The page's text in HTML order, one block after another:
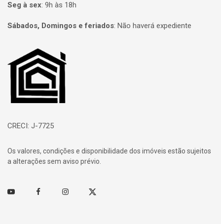
Seg à sex: 9h às 18h
Sábados, Domingos e feriados: Não haverá expediente
Página inicial
CRECI: J-7725
Os valores, condições e disponibilidade dos imóveis estão sujeitos
a alterações sem aviso prévio.
Youtube FacebookInstagramTwitter